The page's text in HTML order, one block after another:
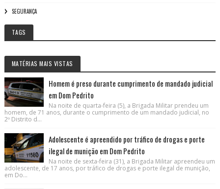
SEGURANÇA
TAGS
MATÉRIAS MAIS VISTAS
Homem é preso durante cumprimento de mandado judicial
em Dom Pedrito
Na noite de quarta-feira (5), a Brigada Militar prendeu um
homem, de 71 anos, durante o cumprimento de um mandado judicial, no
2º Distrito d...
Adolescente é apreendido por tráfico de drogas e porte
ilegal de munição em Dom Pedrito
Na noite de sexta-feira (31), a Brigada Militar apreendeu um
adolescente, de 17 anos, por tráfico de drogas e porte ilegal de munição,
em Do...